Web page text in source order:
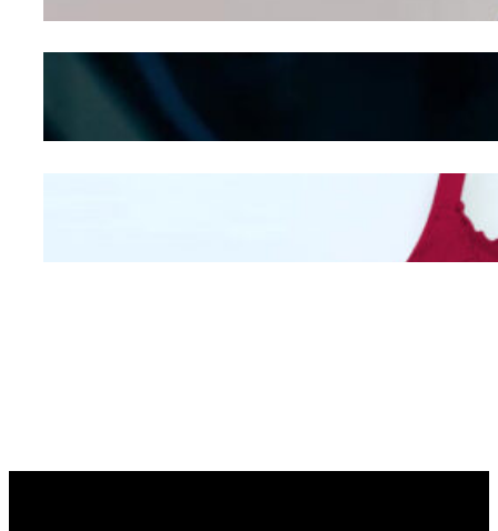
Kepribadian
Mengintip Kepribadian
Wanita Dari Warna Bra